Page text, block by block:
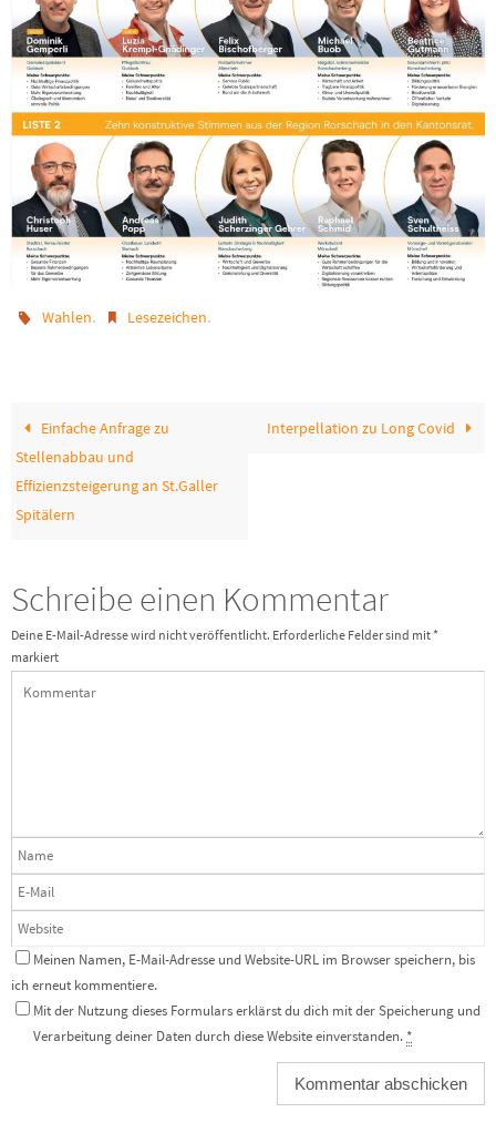
Wahlen. Lesezeichen.
Einfache Anfrage zu
Stellenabbau und
Effizienzsteigerung an St.Galler
Spitälern
Interpellation zu Long Covid
Schreibe einen Kommentar
Deine E-Mail-Adresse wird nicht veröffentlicht. Erforderliche Felder sind mit *
markiert
Meinen Namen, E-Mail-Adresse und Website-URL im Browser speichern, bis
ich erneut kommentiere.
Mit der Nutzung dieses Formulars erklärst du dich mit der Speicherung und
Verarbeitung deiner Daten durch diese Website einverstanden. *